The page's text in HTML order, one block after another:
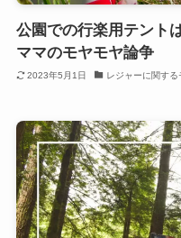
公園での行楽用テント
ママのモヤモヤ論争
2023年5月1日 レジャーに関する